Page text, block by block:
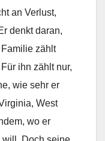
an Verlust,
denkt daran,
zählt
ihn zählt nur,
wie sehr er
West
wo er